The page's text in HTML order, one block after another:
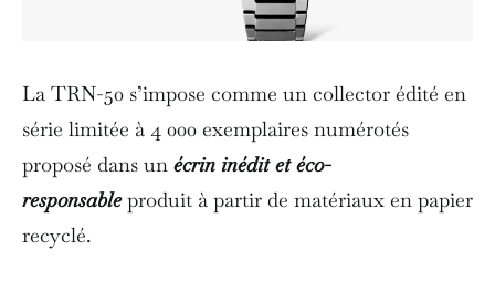
La TRN-50 s’impose comme un collector édité en
série limitée à 4 000 exemplaires numérotés
proposé dans un écrin inédit et éco-
responsableproduit à partir de matériaux en papier
recyclé.